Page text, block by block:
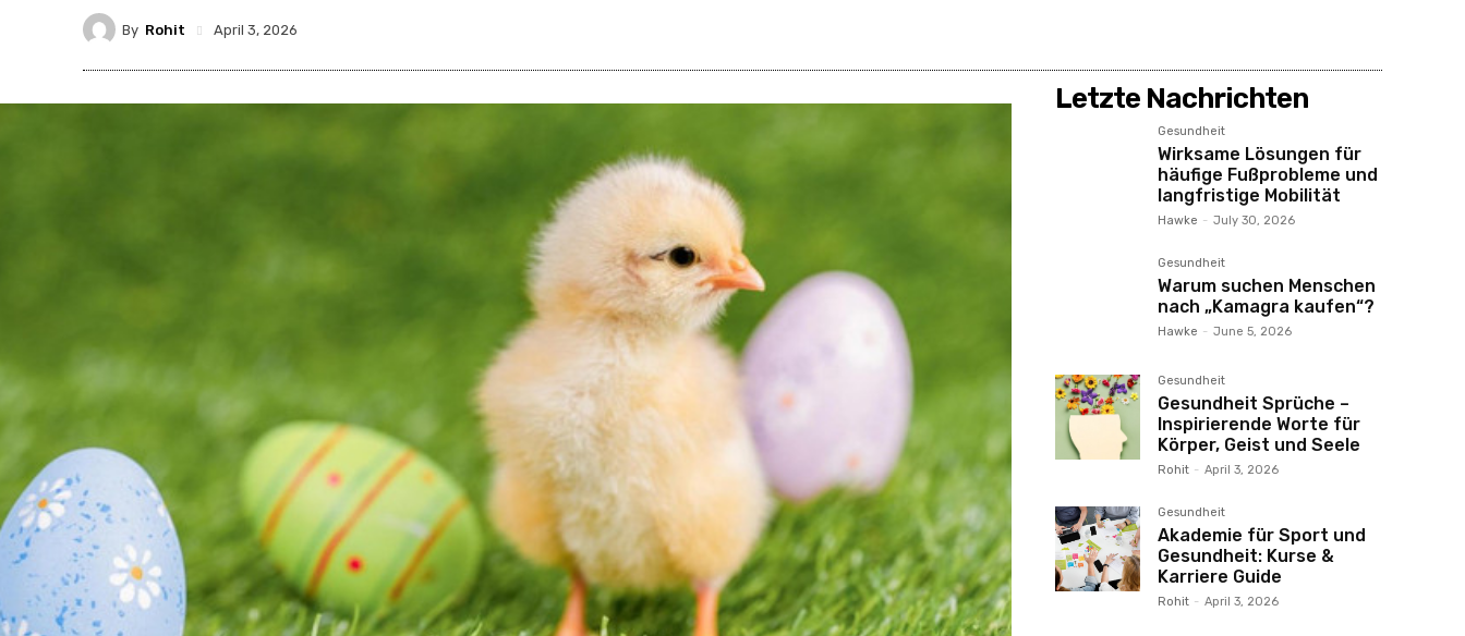
By Rohit April 3, 2026
Letzte Nachrichten
Gesundheit
Wirksame Lösungen für
häufige Fußprobleme und
langfristige Mobilität
Hawke - July 30, 2026
Gesundheit
Warum suchen Menschen
nach „Kamagra kaufen“?
Hawke - June 5, 2026
Gesundheit
Gesundheit Sprüche –
Inspirierende Worte für
Körper, Geist und Seele
Rohit - April 3, 2026
Gesundheit
Akademie für Sport und
Gesundheit: Kurse &
Karriere Guide
Rohit - April 3, 2026